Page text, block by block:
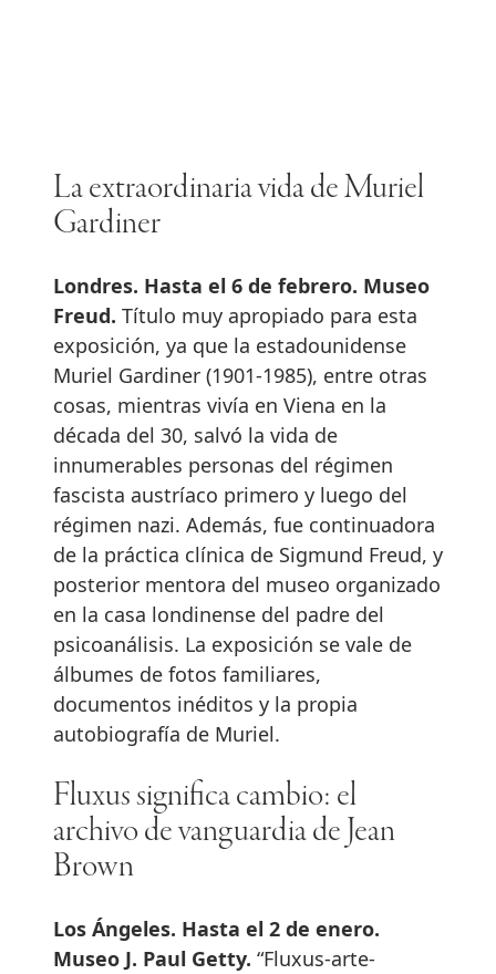
La extraordinaria vida de Muriel
Gardiner
Londres. Hasta el 6 de febrero. Museo
Freud. Título muy apropiado para esta
exposición, ya que la estadounidense
Muriel Gardiner (1901-1985), entre otras
cosas, mientras vivía en Viena en la
década del 30, salvó la vida de
innumerables personas del régimen
fascista austríaco primero y luego del
régimen nazi. Además, fue continuadora
de la práctica clínica de Sigmund Freud, y
posterior mentora del museo organizado
en la casa londinense del padre del
psicoanálisis. La exposición se vale de
álbumes de fotos familiares,
documentos inéditos y la propia
autobiografía de Muriel.
Fluxus significa cambio: el
archivo de vanguardia de Jean
Brown
Los Ángeles. Hasta el 2 de enero.
Museo J. Paul Getty. “Fluxus-arte-